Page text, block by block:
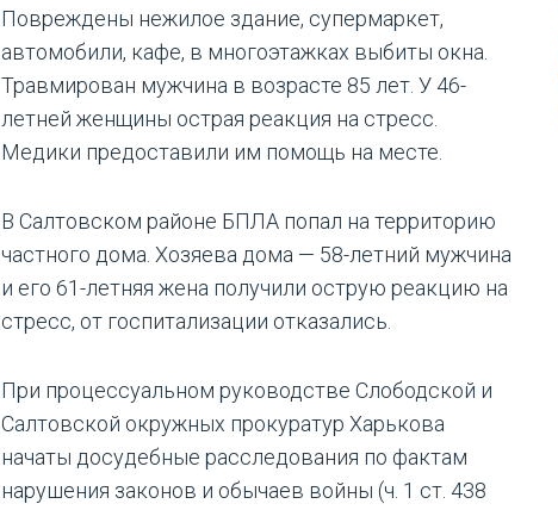
Повреждены нежилое здание, супермаркет,
автомобили, кафе, в многоэтажках выбиты окна.
Травмирован мужчина в возрасте 85 лет. У 46-
летней женщины острая реакция на стресс.
Медики предоставили им помощь на месте.
В Салтовском районе БПЛА попал на территорию
частного дома. Хозяева дома — 58-летний мужчина
и его 61-летняя жена получили острую реакцию на
стресс, от госпитализации отказались.
При процессуальном руководстве Слободской и
Салтовской окружных прокуратур Харькова
начаты досудебные расследования по фактам
нарушения законов и обычаев войны (ч. 1 ст. 438